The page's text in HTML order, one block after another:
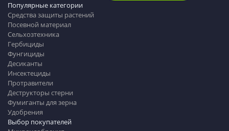
Популярные категории
Средства защиты растений
Посевной материал
Сельхозтехника
Гербициды
Фунгициды
Десиканты
Инсектециды
Протравители
Деструкторы стерни
Фумиганты для зерна
Удобрения
Выбор покупателей